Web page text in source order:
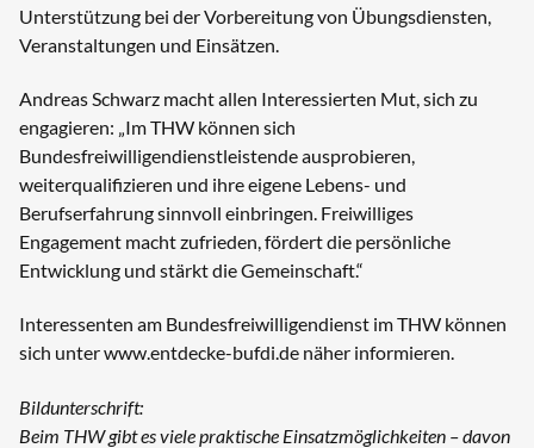
Unterstützung bei der Vorbereitung von Übungsdiensten,
Veranstaltungen und Einsätzen.
Andreas Schwarz macht allen Interessierten Mut, sich zu
engagieren: „Im THW können sich
Bundesfreiwilligendienstleistende ausprobieren,
weiterqualifizieren und ihre eigene Lebens- und
Berufserfahrung sinnvoll einbringen. Freiwilliges
Engagement macht zufrieden, fördert die persönliche
Entwicklung und stärkt die Gemeinschaft.“
Interessenten am Bundesfreiwilligendienst im THW können
sich unterwww.entdecke-bufdi.de näher informieren.
Bildunterschrift:
Beim THW gibt es viele praktische Einsatzmöglichkeiten – davon